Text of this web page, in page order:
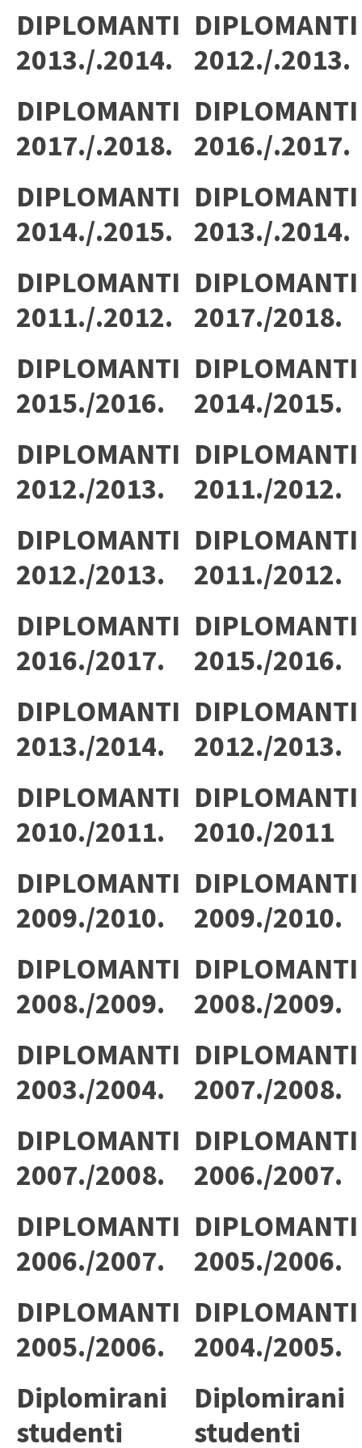
DIPLOMANTI
2013./.2014.
DIPLOMANTI
2012./.2013.
DIPLOMANTI
2017./.2018.
DIPLOMANTI
2016./.2017.
DIPLOMANTI
2014./.2015.
DIPLOMANTI
2013./.2014.
DIPLOMANTI
2011./.2012.
DIPLOMANTI
2017./2018.
DIPLOMANTI
2015./2016.
DIPLOMANTI
2014./2015.
DIPLOMANTI
2012./2013.
DIPLOMANTI
2011./2012.
DIPLOMANTI
2012./2013.
DIPLOMANTI
2011./2012.
DIPLOMANTI
2016./2017.
DIPLOMANTI
2015./2016.
DIPLOMANTI
2013./2014.
DIPLOMANTI
2012./2013.
DIPLOMANTI
2010./2011.
DIPLOMANTI
2010./2011
DIPLOMANTI
2009./2010.
DIPLOMANTI
2009./2010.
DIPLOMANTI
2008./2009.
DIPLOMANTI
2008./2009.
DIPLOMANTI
2003./2004.
DIPLOMANTI
2007./2008.
DIPLOMANTI
2007./2008.
DIPLOMANTI
2006./2007.
DIPLOMANTI
2006./2007.
DIPLOMANTI
2005./2006.
DIPLOMANTI
2005./2006.
DIPLOMANTI
2004./2005.
Diplomirani
studenti
Diplomirani
studenti